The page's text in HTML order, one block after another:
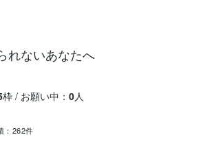
れないあなたへ
枠 / お願い中： 0人
262件